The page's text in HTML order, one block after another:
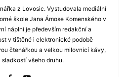
z Lovosic. Vystudovala mediální
škole Jana Ámose Komenského v
náplní je především redakční a
v tištěné i elektronické podobě
čtenářkou a velkou milovnicí kávy,
sladkostí všeho druhu.